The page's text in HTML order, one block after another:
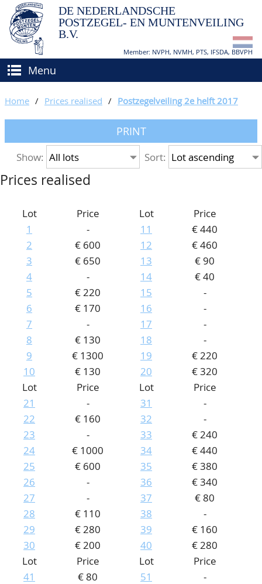
DE NEDERLANDSCHE
POSTZEGEL- EN MUNTENVEILING
B.V.
Member: NVPH, NVMH, PTS, IFSDA, BBVPH
Menu
BUY AND SELL
How to sell?
How to buy?
Conditions
BIDDING
APPRAISALS
CATALOGUE/RESULTS
GRADING
CALENDAR
ABOUT US
Our Team
80 Years NPV
CONTACT
ACCOUNT
Home / Prices realised / Postzegelveiling 2e helft 2017
PRINT
Show: Sort:
Prices realised
Lot
Price
1
-
2
€ 600
3
€ 650
4
-
5
€ 220
6
€ 170
7
-
8
€ 130
9
€ 1300
10
€ 130
Lot
Price
11
€ 440
12
€ 460
13
€ 90
14
€ 40
15
-
16
-
17
-
18
-
19
€ 220
20
€ 320
Lot
Price
21
-
22
€ 160
23
-
24
€ 1000
25
€ 600
26
-
27
-
28
€ 110
29
€ 280
30
€ 200
Lot
Price
31
-
32
-
33
€ 240
34
€ 440
35
€ 380
36
€ 340
37
€ 80
38
-
39
€ 160
40
€ 280
Lot
Price
41
€ 80
Lot
Price
51
-